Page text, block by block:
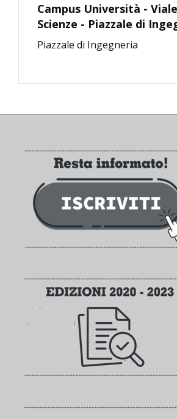
Campus Università -
Scienze - Piazzale di
Piazzale di Ingegneria